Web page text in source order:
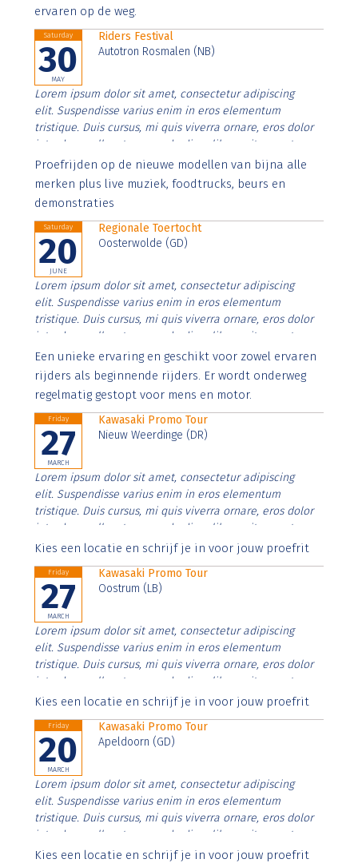
ervaren op de weg.
Saturday
30
MAY
Riders Festival
Autotron Rosmalen (NB)
Lorem ipsum dolor sit amet, consectetur adipiscing
elit. Suspendisse varius enim in eros elementum
tristique. Duis cursus, mi quis viverra ornare, eros dolor
interdum nulla, ut commodo diam libero vitae erat.
Aenean faucibus nibh et justo cursus id rutrum lorem
imperdiet. Nunc ut sem vitae risus tristique posuere.
Proefrijden op de nieuwe modellen van bijna alle
merken plus live muziek, foodtrucks, beurs en
demonstraties
Saturday
20
JUNE
Regionale Toertocht
Oosterwolde (GD)
Lorem ipsum dolor sit amet, consectetur adipiscing
elit. Suspendisse varius enim in eros elementum
tristique. Duis cursus, mi quis viverra ornare, eros dolor
interdum nulla, ut commodo diam libero vitae erat.
Aenean faucibus nibh et justo cursus id rutrum lorem
imperdiet. Nunc ut sem vitae risus tristique posuere.
Een unieke ervaring en geschikt voor zowel ervaren
rijders als beginnende rijders. Er wordt onderweg
regelmatig gestopt voor mens en motor.
Friday
27
MARCH
Kawasaki Promo Tour
Nieuw Weerdinge (DR)
Lorem ipsum dolor sit amet, consectetur adipiscing
elit. Suspendisse varius enim in eros elementum
tristique. Duis cursus, mi quis viverra ornare, eros dolor
interdum nulla, ut commodo diam libero vitae erat.
Aenean faucibus nibh et justo cursus id rutrum lorem
Kies een locatie en schrijf je in voor jouw proefrit
Friday
27
MARCH
Kawasaki Promo Tour
Oostrum (LB)
Lorem ipsum dolor sit amet, consectetur adipiscing
elit. Suspendisse varius enim in eros elementum
tristique. Duis cursus, mi quis viverra ornare, eros dolor
interdum nulla, ut commodo diam libero vitae erat.
Aenean faucibus nibh et justo cursus id rutrum lorem
Kies een locatie en schrijf je in voor jouw proefrit
Friday
20
MARCH
Kawasaki Promo Tour
Apeldoorn (GD)
Lorem ipsum dolor sit amet, consectetur adipiscing
elit. Suspendisse varius enim in eros elementum
tristique. Duis cursus, mi quis viverra ornare, eros dolor
interdum nulla, ut commodo diam libero vitae erat.
Aenean faucibus nibh et justo cursus id rutrum lorem
Kies een locatie en schrijf je in voor jouw proefrit